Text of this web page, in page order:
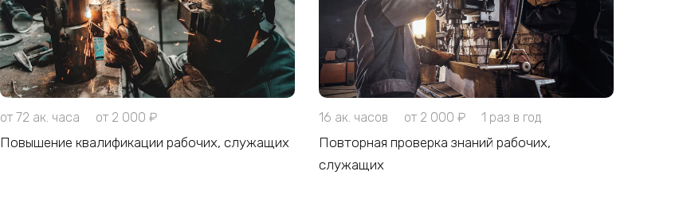
от 72 ак. часа от 2 000 ₽
Повышение квалификации рабочих, служащих
16 ак. часов от 2 000 ₽ 1 раз в год
Повторная проверка знаний рабочих,
служащих